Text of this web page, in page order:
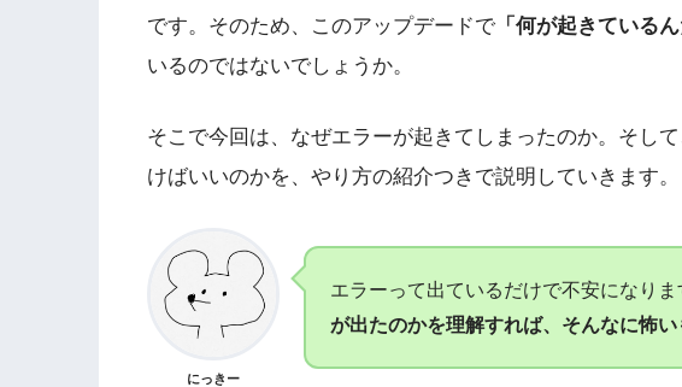
です。そのため、このアップデードで 「何が起きている
いるのではないでしょうか。
そこで今回は、なぜエラーが起きてしまったのか。そし
けばいいのかを、やり方の紹介つきで説明していきます。
にっきー
エラーって出ているだけで不安になりま
が出たのかを理解すれば、そんなに怖